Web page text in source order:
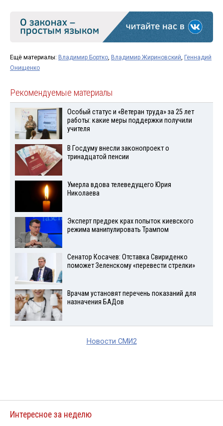
Ещё материалы: Владимир Бортко, Владимир Жириновский, Геннадий
Онищенко
Рекомендуемые материалы
Особый статус и «Ветеран труда» за 25 лет
работы: какие меры поддержки получили
учителя
В Госдуму внесли законопроект о
тринадцатой пенсии
Умерла вдова телеведущего Юрия
Николаева
Эксперт предрек крах попыток киевского
режима манипулировать Трампом
Сенатор Косачев: Отставка Свириденко
поможет Зеленскому «перевести стрелки»
Врачам установят перечень показаний для
назначения БАДов
Новости СМИ2
Интересное за неделю